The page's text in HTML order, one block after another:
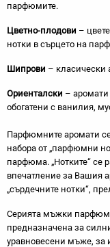
парфюмите.
Цветно-плодови –
нотки в сърцето на
Шипрови – класически
Ориенталски – аромати
обогатени с ванилия,
Парфюмните аромати
набора от „парфюмни
парфюма. „Нотките“ се
впечатление за Вашия
„сърдечните нотки“,
Серията мъжки
предназначена за
уравновесени мъже, за